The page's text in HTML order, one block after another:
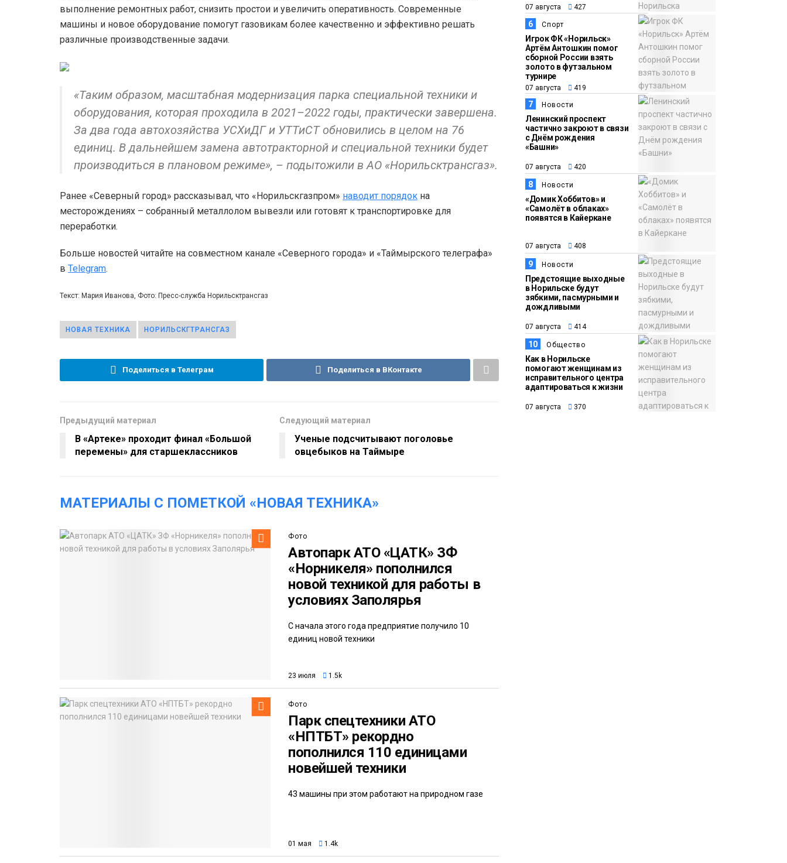
выполнение ремонтных работ, снизить простои и увеличить оперативность. Современные
машины и новое оборудование помогут газовикам более качественно и эффективно решать
различные производственные задачи.
«Таким образом, масштабная модернизация парка специальной техники и
оборудования, которая проходила в 2021–2022 годы, практически завершена.
За два года автохозяйства УСХиДГ и УТТиСТ обновились в целом на 76
единиц. В дальнейшем замена автотракторной и специальной техники будет
производиться в плановом режиме», – подытожили в АО «Норильсктрансгаз».
Ранее «Северный город» рассказывал, что «Норильскгазпром» наводит порядок на
месторождениях – собранный металлолом вывезли или готовят к транспортировке для
переработки.
Больше новостей читайте на совместном канале «Северного города» и «Таймырского телеграфа»
в Telegram.
Текст: Мария Иванова, Фото: Пресс-служба Норильсктрансгаз
НОВАЯ ТЕХНИКА НОРИЛЬСКГТРАНСГАЗ
Поделиться в Телеграм Поделиться в ВКонтакте
Предыдущий материал
В «Артеке» проходит финал «Большой
перемены» для старшеклассников
Следующий материал
Ученые подсчитывают поголовье
овцебыков на Таймыре
МАТЕРИАЛЫ С ПОМЕТКОЙ «НОВАЯ ТЕХНИКА»
Фото
Автопарк АТО «ЦАТК» ЗФ
«Норникеля» пополнился
новой техникой для работы в
условиях Заполярья
С начала этого года предприятие получило 10
единиц новой техники
23 июля 1.5k
Фото
Парк спецтехники АТО
«НПТБТ» рекордно
пополнился 110 единицами
новейшей техники
43 машины при этом работают на природном газе
01 мая 1.4k
07 августа 427
6 Спорт
Игрок ФК «Норильск»
Артём Антошкин помог
сборной России взять
золото в футзальном
турнире
07 августа 419
7 Новости
Ленинский проспект
частично закроют в связи
с Днём рождения
«Башни»
07 августа 420
8 Новости
«Домик Хоббитов» и
«Самолёт в облаках»
появятся в Кайеркане
07 августа 408
9 Новости
Предстоящие выходные
в Норильске будут
зябкими, пасмурными и
дождливыми
07 августа 414
10 Общество
Как в Норильске
помогают женщинам из
исправительного центра
адаптироваться к жизни
07 августа 370